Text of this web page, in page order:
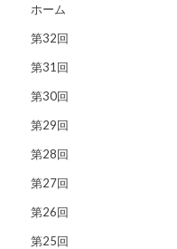
ホーム
第32回
第31回
第30回
第29回
第28回
第27回
第26回
第25回